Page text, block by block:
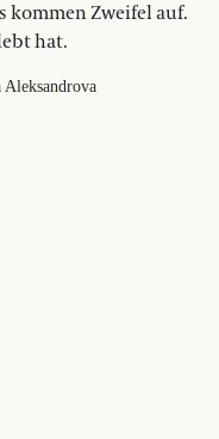
kommen Zweifel auf.
hat.
Aleksandrova